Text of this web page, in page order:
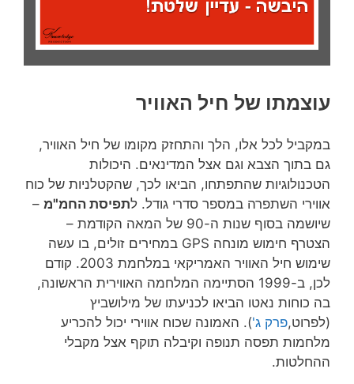
עוצמתו של חיל האוויר
במקביל לכל אלו, הלך והתחזק מקומו של חיל האוויר,
גם בתוך הצבא וגם אצל המדינאים. היכולות
הטכנולוגיות שהתפתחו, הביאו לכך, שהקטלניות של כוח
אווירי השתפרה במספר סדרי גודל. לתפיסת החמ"מ –
שיושמה בסוף שנות ה-90 של המאה הקודמת –
הצטרף חימוש מונחה GPS במחירים זולים, בו עשה
שימוש חיל האוויר האמריקאי במלחמת 2003. קודם
לכן, ב-1999 הסתיימה המלחמה האווירית הראשונה,
בה כוחות נאטו הביאו לכניעתו של מילושביץ
(לפרוט,פרק ג'). האמונה שכוח אווירי יכול להכריע
מלחמות תפסה תנופה וקיבלה תוקף אצל מקבלי
ההחלטות.